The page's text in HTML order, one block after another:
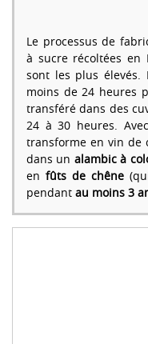
Le processus de
à sucre récoltées en
sont les plus élevés.
moins de 24 heures
transféré dans des
24 à 30 heures.
transforme en vin de
dans un alambic à
en fûts de chêne
pendant au moins 3